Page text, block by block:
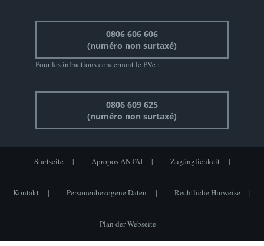
0806 606 606
(numéro non surtaxé)
Pour les infractions concernant le PVe :
0806 609 625
(numéro non surtaxé)
Startseite Apropos ANTAI Zugänglichkeit
Kontakt Personenbezogene Daten Rechtliche Hinweise
Plan der Webseite